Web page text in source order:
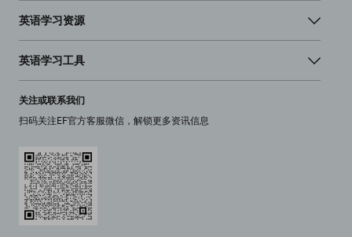
英语学习资源
英语学习工具
关注或联系我们
扫码关注EF官方客服微信，解锁更多资讯信息